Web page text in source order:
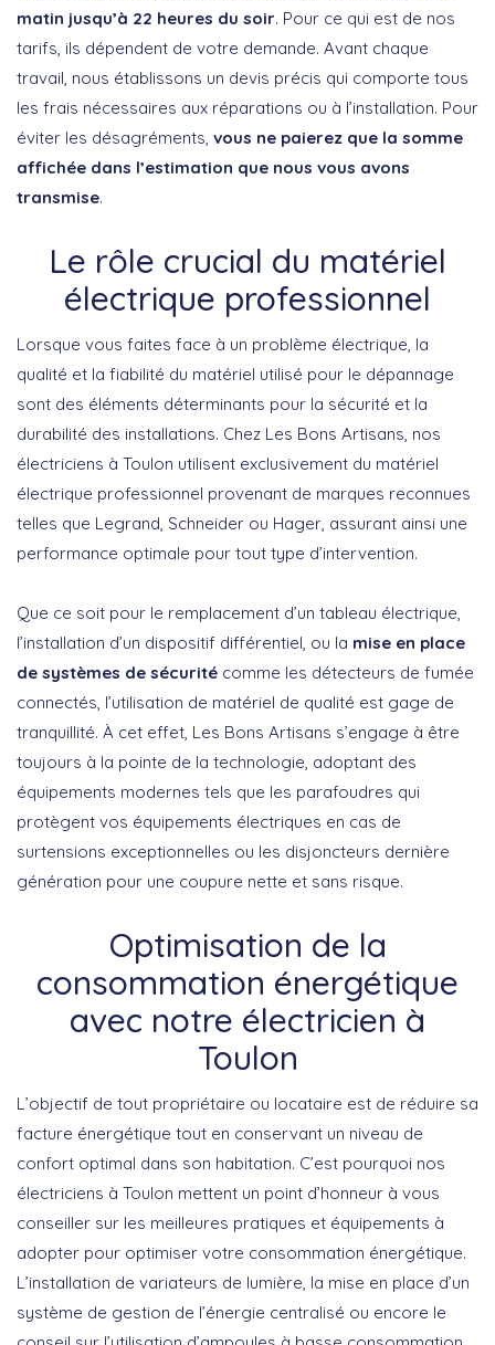
matin jusqu’à 22 heures du soir. Pour ce qui est de nos
tarifs, ils dépendent de votre demande. Avant chaque
travail, nous établissons un devis précis qui comporte tous
les frais nécessaires aux réparations ou à l’installation. Pour
éviter les désagréments, vous ne paierez que la somme
affichée dans l’estimation que nous vous avons
transmise.
Le rôle crucial du matériel
électrique professionnel
Lorsque vous faites face à un problème électrique, la
qualité et la fiabilité du matériel utilisé pour le dépannage
sont des éléments déterminants pour la sécurité et la
durabilité des installations. Chez Les Bons Artisans, nos
électriciens à Toulon utilisent exclusivement du matériel
électrique professionnel provenant de marques reconnues
telles que Legrand, Schneider ou Hager, assurant ainsi une
performance optimale pour tout type d’intervention.
Que ce soit pour le remplacement d’un tableau électrique,
l’installation d’un dispositif différentiel, ou la mise en place
de systèmes de sécurité comme les détecteurs de fumée
connectés, l’utilisation de matériel de qualité est gage de
tranquillité. À cet effet, Les Bons Artisans s’engage à être
toujours à la pointe de la technologie, adoptant des
équipements modernes tels que les parafoudres qui
protègent vos équipements électriques en cas de
surtensions exceptionnelles ou les disjoncteurs dernière
génération pour une coupure nette et sans risque.
Optimisation de la
consommation énergétique
avec notre électricien à
Toulon
L’objectif de tout propriétaire ou locataire est de réduire sa
facture énergétique tout en conservant un niveau de
confort optimal dans son habitation. C’est pourquoi nos
électriciens à Toulon mettent un point d’honneur à vous
conseiller sur les meilleures pratiques et équipements à
adopter pour optimiser votre consommation énergétique.
L’installation de variateurs de lumière, la mise en place d’un
système de gestion de l’énergie centralisé ou encore le